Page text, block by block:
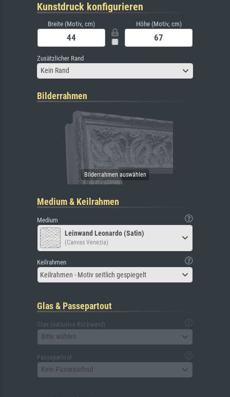
Kunstdruck konfigurieren
Breite (Motiv, cm) Höhe (Motiv, cm)
Zusätzlicher Rand
Kein Rand
Bilderrahmen
Medium & Keilrahmen
Medium
Leinwand Leonardo (Satin)
(Canvas Venezia)
Keilrahmen
Keilrahmen - Motiv seitlich gespiegelt
Glas & Passepartout
Glas (inklusive Rückwand)
Bitte wählen
Passepartout
Kein Passepartout